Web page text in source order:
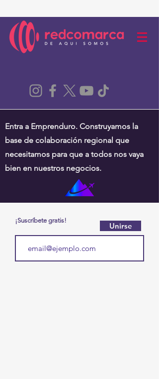
Entra a Emprenduro. Construyamos la
base de colaboración regional que
necesitamos para que a todos nos vaya
bien en nuestros negocios.
¡Suscríbete gratis!
Unirse